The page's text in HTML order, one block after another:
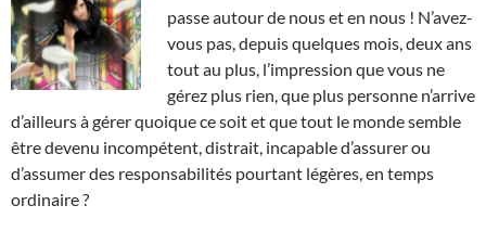
passe autour de nous et en nous ! N’avez-
vous pas, depuis quelques mois, deux ans
tout au plus, l’impression que vous ne
gérez plus rien, que plus personne n’arrive
d’ailleurs à gérer quoique ce soit et que tout le monde semble
être devenu incompétent, distrait, incapable d’assurer ou
d’assumer des responsabilités pourtant légères, en temps
ordinaire ?